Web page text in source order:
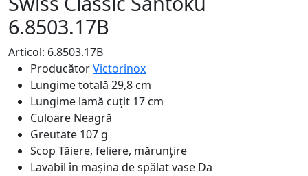
6.8503.17B
Articol: 6.8503.17B
ProducătorVictorinox
Lungime totală 29,8 cm
Lungime lamă cuțit 17 cm
Culoare Neagră
Greutate 107 g
Scop Tăiere, feliere, mărunțire
Lavabil în mașina de spălat vase Da